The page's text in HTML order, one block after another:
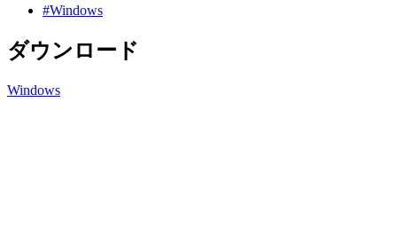
#Windows
ダウンロード
Windows